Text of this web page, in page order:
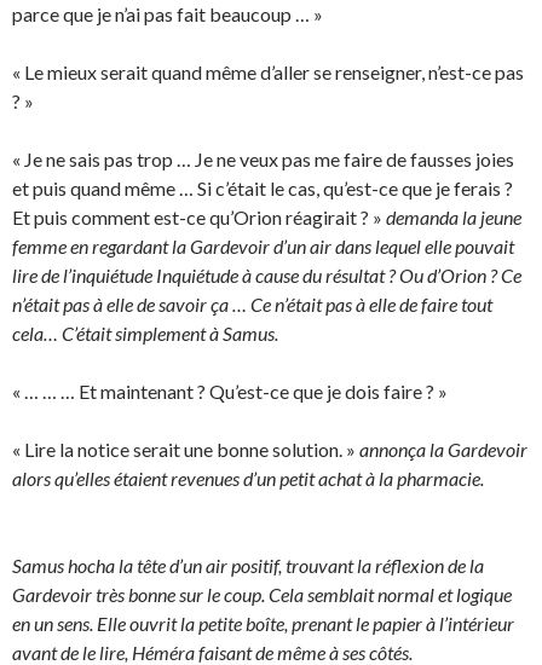
parce que je n’ai pas fait beaucoup … »
« Le mieux serait quand même d’aller se renseigner, n’est-ce pas
? »
« Je ne sais pas trop … Je ne veux pas me faire de fausses joies
et puis quand même … Si c’était le cas, qu’est-ce que je ferais ?
Et puis comment est-ce qu’Orion réagirait ? » demanda la jeune
femme en regardant la Gardevoir d’un air dans lequel elle pouvait
lire de l’inquiétude Inquiétude à cause du résultat ? Ou d’Orion ? Ce
n’était pas à elle de savoir ça … Ce n’était pas à elle de faire tout
cela… C’était simplement à Samus.
« … … … Et maintenant ? Qu’est-ce que je dois faire ? »
« Lire la notice serait une bonne solution. » annonça la Gardevoir
alors qu’elles étaient revenues d’un petit achat à la pharmacie.
Samus hocha la tête d’un air positif, trouvant la réflexion de la
Gardevoir très bonne sur le coup. Cela semblait normal et logique
en un sens. Elle ouvrit la petite boîte, prenant le papier à l’intérieur
avant de le lire, Héméra faisant de même à ses côtés.